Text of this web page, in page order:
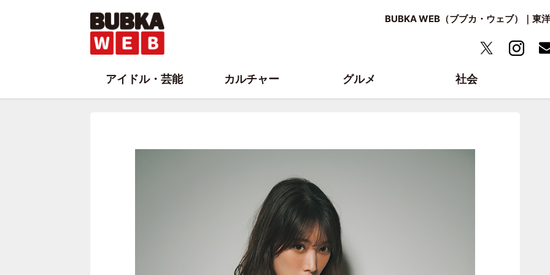
BUBKA WEB（ブブカ・ウェブ）｜東
アイドル・芸能 カルチャー グルメ 社会